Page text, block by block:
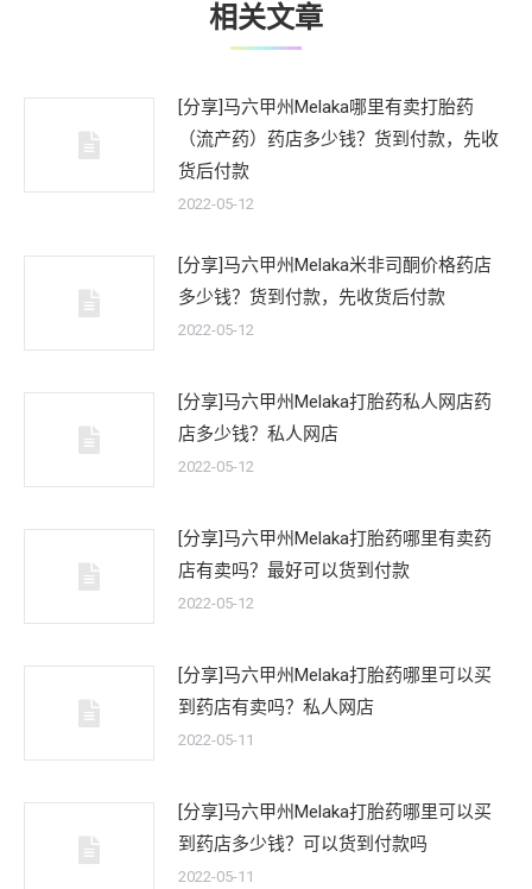
相关文章
[分享]马六甲州Melaka哪里有卖打胎药
（流产药）药店多少钱？货到付款，先收
货后付款
2022-05-12
[分享]马六甲州Melaka米非司酮价格药店
多少钱？货到付款，先收货后付款
2022-05-12
[分享]马六甲州Melaka打胎药私人网店药
店多少钱？私人网店
2022-05-12
[分享]马六甲州Melaka打胎药哪里有卖药
店有卖吗？最好可以货到付款
2022-05-12
[分享]马六甲州Melaka打胎药哪里可以买
到药店有卖吗？私人网店
2022-05-11
[分享]马六甲州Melaka打胎药哪里可以买
到药店多少钱？可以货到付款吗
2022-05-11